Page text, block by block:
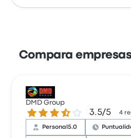
Compara
DMD Group
3.5 sobre 5 estrellas
3.5/5 4
Personal5.0